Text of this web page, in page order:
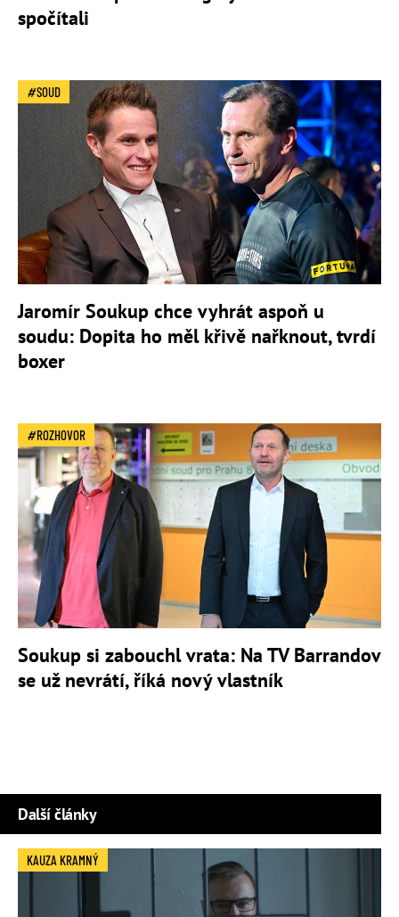
spočítali
SOUD
Jaromír Soukup chce vyhrát aspoň u
soudu: Dopita ho měl křivě nařknout, tvrdí
boxer
ROZHOVOR
Soukup si zabouchl vrata: Na TV Barrandov
se už nevrátí, říká nový vlastník
Další články
KAUZA KRAMNÝ